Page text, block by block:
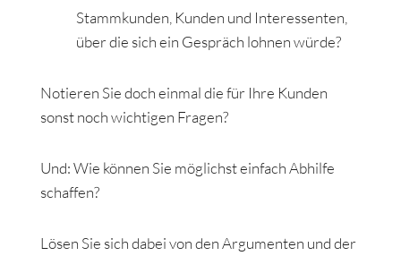
Stammkunden, Kunden und Interessenten,
über die sich ein Gespräch lohnen würde?
Notieren Sie doch einmal die für Ihre Kunden
sonst noch wichtigen Fragen?
Und: Wie können Sie möglichst einfach Abhilfe
schaffen?
Lösen Sie sich dabei von den Argumenten und der